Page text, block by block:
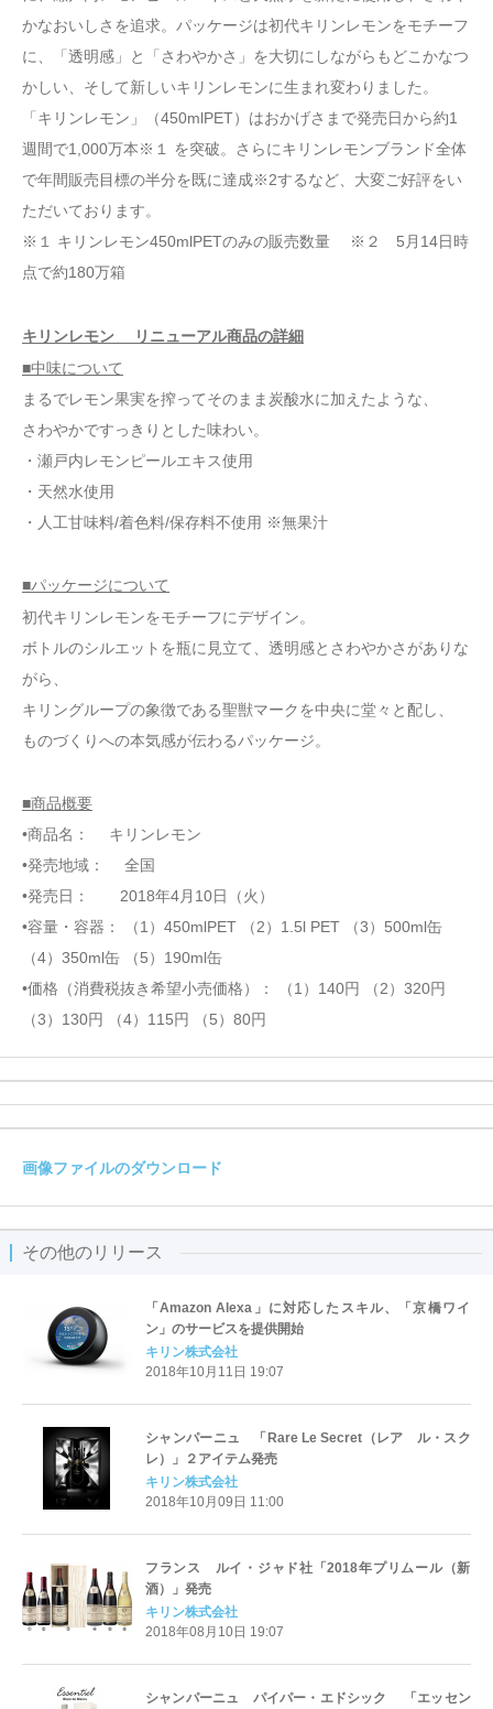
かなおいしさを追求。パッケージは初代キリンレモンをモチーフ
に、「透明感」と「さわやかさ」を大切にしながらもどこかなつ
かしい、そして新しいキリンレモンに生まれ変わりました。
「キリンレモン」（450mlPET）はおかげさまで発売日から約1
週間で1,000万本※１ を突破。さらにキリンレモンブランド全体
で年間販売目標の半分を既に達成※2するなど、大変ご好評をい
ただいております。
※１ キリンレモン450mlPETのみの販売数量 ※２ 5月14日時
点で約180万箱
キリンレモン リニューアル商品の詳細
■中味について
まるでレモン果実を搾ってそのまま炭酸水に加えたような、
さわやかですっきりとした味わい。
・瀬戸内レモンピールエキス使用
・天然水使用
・人工甘味料/着色料/保存料不使用 ※無果汁
■パッケージについて
初代キリンレモンをモチーフにデザイン。
ボトルのシルエットを瓶に見立て、透明感とさわやかさがありな
がら、
キリングループの象徴である聖獣マークを中央に堂々と配し、
ものづくりへの本気感が伝わるパッケージ。
■商品概要
•商品名： キリンレモン
•発売地域： 全国
•発売日： 2018年4月10日（火）
•容量・容器： （1）450mlPET （2）1.5l PET （3）500ml缶
（4）350ml缶 （5）190ml缶
•価格（消費税抜き希望小売価格）： （1）140円 （2）320円
（3）130円 （4）115円 （5）80円
画像ファイルのダウンロード
その他のリリース
「Amazon Alexa」に対応したスキル、「京橋ワイ
ン」のサービスを提供開始
キリン株式会社
2018年10月11日 19:07
シャンパーニュ 「Rare Le Secret（レア ル・スク
レ）」２アイテム発売
キリン株式会社
2018年10月09日 11:00
フランス ルイ・ジャド社「2018年プリムール（新
酒）」発売
キリン株式会社
2018年08月10日 19:07
シャンパーニュ パイパー・エドシック 「エッセン